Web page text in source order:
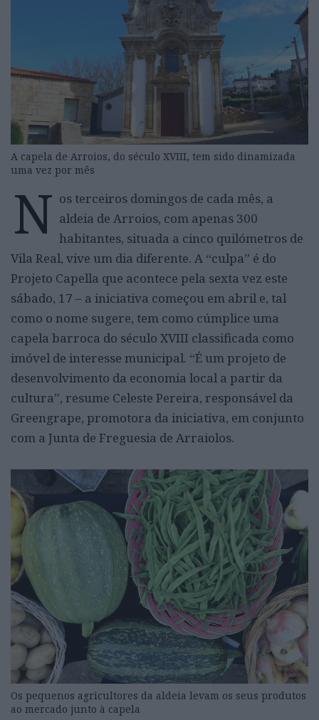
A capela de Arroios, do século XVIII, tem sido dinamizada
uma vez por mês
N os terceiros domingos de cada mês, a
aldeia de Arroios, com apenas 300
habitantes, situada a cinco quilómetros de
Vila Real, vive um dia diferente. A “culpa” é do
Projeto Capella que acontece pela sexta vez este
sábado, 17 – a iniciativa começou em abril e, tal
como o nome sugere, tem como cúmplice uma
capela barroca do século XVIII classificada como
imóvel de interesse municipal. “É um projeto de
desenvolvimento da economia local a partir da
cultura”, resume Celeste Pereira, responsável da
Greengrape, promotora da iniciativa, em conjunto
com a Junta de Freguesia de Arraiolos.
Os pequenos agricultores da aldeia levam os seus produtos
ao mercado junto à capela